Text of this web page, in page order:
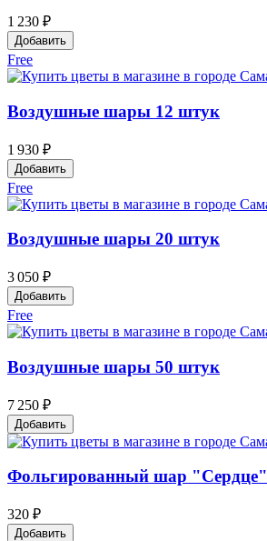
1 230 ₽
Добавить
Free
Воздушные шары 12 штук
1 930 ₽
Добавить
Free
Воздушные шары 20 штук
3 050 ₽
Добавить
Free
Воздушные шары 50 штук
7 250 ₽
Добавить
Фольгированный шар "Сердце"
320 ₽
Добавить